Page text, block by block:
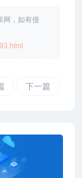
网，如有侵
下一篇